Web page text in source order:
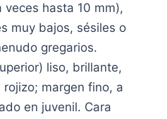
hasta 10 mm),
muy bajos, sésiles o
gregarios.
liso, brillante,
margen fino, a
en juvenil. Cara